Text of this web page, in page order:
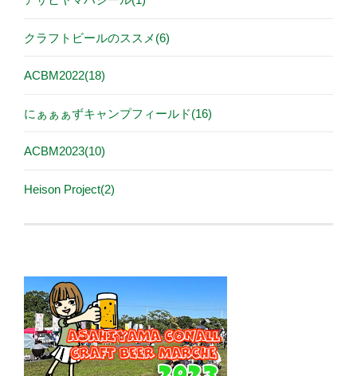
クラフトビールのススメ(6)
ACBM2022(18)
にぁぁぁずキャンプフィールド(16)
ACBM2023(10)
Heison Project(2)